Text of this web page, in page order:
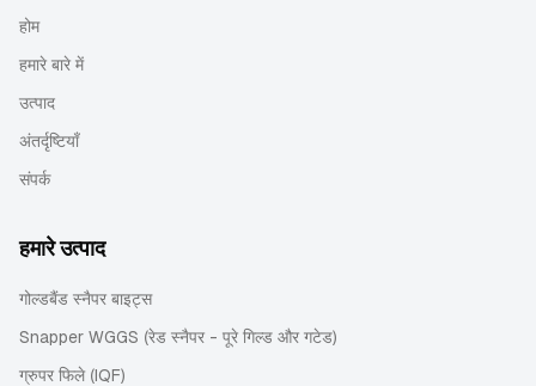
होम
हमारे बारे में
उत्पाद
अंतर्दृष्टियाँ
संपर्क
हमारे उत्पाद
गोल्डबैंड स्नैपर बाइट्स
Snapper WGGS (रेड स्नैपर - पूरे गिल्ड और गटेड)
ग्रुपर फिले (IQF)